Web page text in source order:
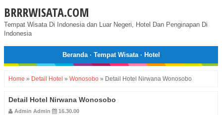
BRRRWISATA.COM
Tempat Wisata Di Indonesia dan Luar Negeri, Hotel Dan Penginapan Di
Indonesia
Beranda· Tempat Wisata· Hotel
Home » Detail Hotel » Wonosobo » Detail Hotel Nirwana Wonosobo
Detail Hotel Nirwana Wonosobo
Admin Admin 16.30.00